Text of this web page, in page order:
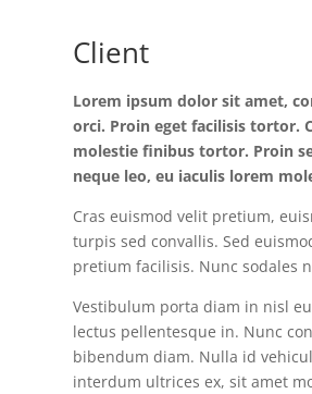
Client
Lorem ipsum dolor sit amet,
orci. Proin eget facilisis tortor.
molestie finibus tortor. Proin
neque leo, eu iaculis lorem
Cras euismod velit pretium,
turpis sed convallis. Sed
pretium facilisis. Nunc sodales
Vestibulum porta diam in nisl
lectus pellentesque in. Nunc
bibendum diam. Nulla id
interdum ultrices ex, sit amet